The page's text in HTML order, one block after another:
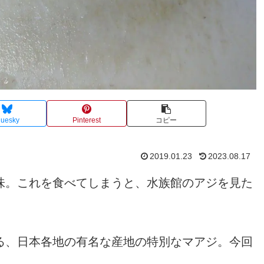
Pinterest コピー
2019.01.23 2023.08.17
これを食べてしまうと、水族館のアジを見た
日本各地の有名な産地の特別なマアジ。今回